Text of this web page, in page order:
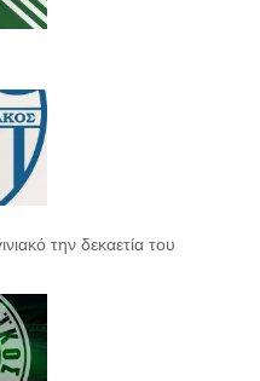
την δεκαετία του